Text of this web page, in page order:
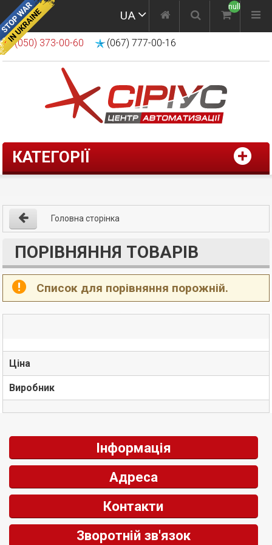
UA
null
(050) 373-00-60 (067) 777-00-16
КАТЕГОРІЇ
Головна сторінка
ПОРІВНЯННЯ ТОВАРІВ
Список для порівняння порожній.
Ціна
Виробник
Інформація
Адреса
Контакти
Зворотній зв'язок